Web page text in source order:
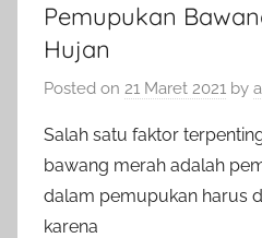
Pemupukan
Hujan
Posted on 21 Maret 2021 by
Salah satu faktor
bawang merah adalah
dalam pemupukan harus
karena